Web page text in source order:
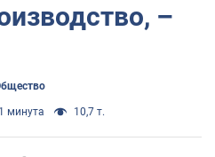
–
1 минута 10,7 т.